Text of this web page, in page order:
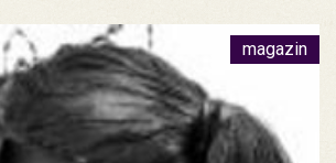
magazin